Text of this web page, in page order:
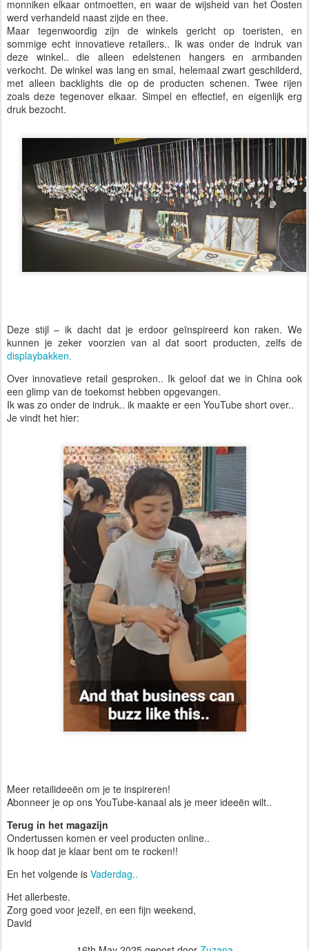
monniken elkaar ontmoetten, en waar de wijsheid van het Oosten
werd verhandeld naast zijde en thee.
Maar tegenwoordig zijn de winkels gericht op toeristen, en
sommige echt innovatieve retailers.. Ik was onder de indruk van
deze winkel.. die alleen edelstenen hangers en armbanden
verkocht. De winkel was lang en smal, helemaal zwart geschilderd,
met alleen backlights die op de producten schenen. Twee rijen
zoals deze tegenover elkaar. Simpel en effectief, en eigenlijk erg
druk bezocht.
Deze stijl – ik dacht dat je erdoor geïnspireerd kon raken. We
kunnen je zeker voorzien van al dat soort producten, zelfs de
displaybakken.
Over innovatieve retail gesproken.. Ik geloof dat we in China ook
een glimp van de toekomst hebben opgevangen.
Ik was zo onder de indruk.. ik maakte er een YouTube short over..
Je vindt het hier:
Meer retailideeën om je te inspireren!
Abonneer je op ons YouTube-kanaal als je meer ideeën wilt..
Terug in het magazijn
Ondertussen komen er veel producten online..
Ik hoop dat je klaar bent om te rocken!!
En het volgende is Vaderdag..
Het allerbeste.
Zorg goed voor jezelf, en een fijn weekend,
David